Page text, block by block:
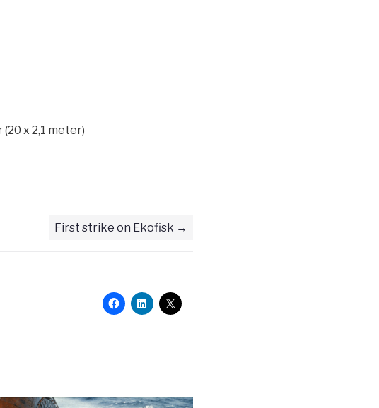
x 2,1 meter)
First strike on Ekofisk